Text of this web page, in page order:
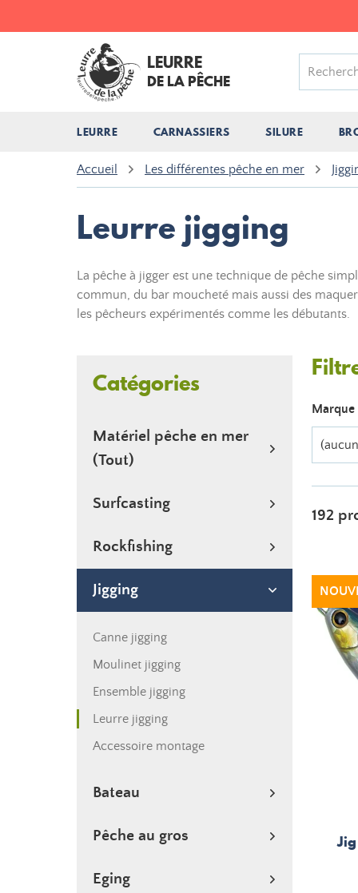
LEURRE
DE LA PÊCHE
LEURRE CARNASSIERS SILURE
Accueil Les différentes pêche en mer
Leurre jigging
La pêche à jigger est une technique de pêche
commun, du bar moucheté mais aussi des
les pêcheurs expérimentés comme les débutants.
Catégories
Matériel pêche en mer
(Tout)
Surfcasting
Rockfishing
Jigging
Canne jigging
Moulinet jigging
Ensemble jigging
Leurre jigging
Accessoire montage
Bateau
Pêche au gros
Eging
Marque
192